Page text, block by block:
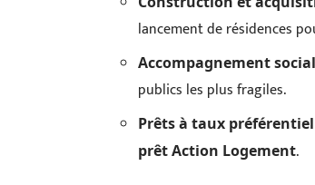
lancement de résidences
Accompagnement social
publics les plus fragiles.
Prêts à taux préférentiel
prêt Action Logement.